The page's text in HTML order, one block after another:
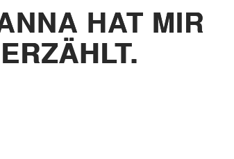
HAT MIR